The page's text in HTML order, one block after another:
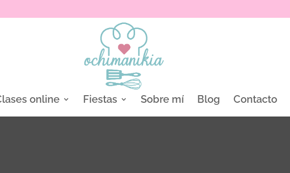
online Fiestas Sobre mí Blog Contacto